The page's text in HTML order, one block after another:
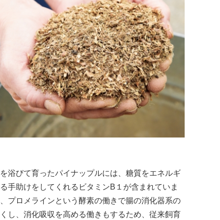
浴びて育ったパイナップルには、糖質をエネルギ
手助けをしてくれるビタミンB１が含まれていま
プロメラインという酵素の働きで腸の消化器系の
し、消化吸収を高める働きもするため、従来飼育